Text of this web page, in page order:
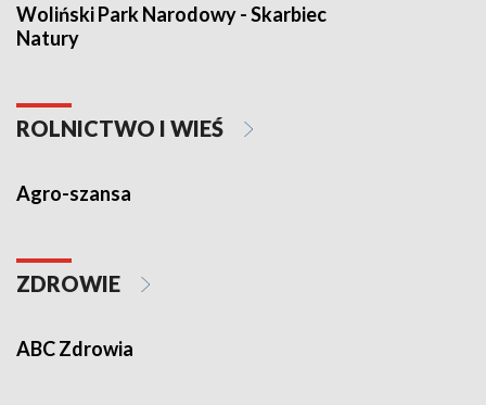
Woliński Park Narodowy - Skarbiec
Natury
ROLNICTWO I WIEŚ
Agro-szansa
ZDROWIE
ABC Zdrowia